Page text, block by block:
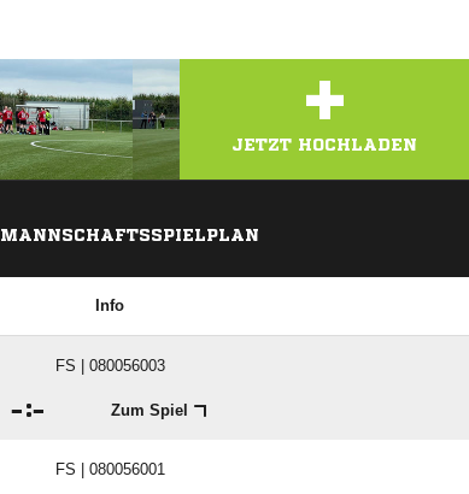
+
JETZT HOCHLADEN
MANNSCHAFTSSPIELPLAN
Info
FS | 080056003
: Zum Spiel
FS | 080056001